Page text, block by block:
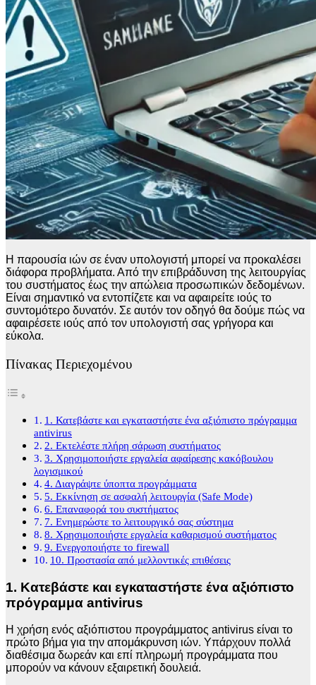
Η παρουσία ιών σε έναν υπολογιστή μπορεί να προκαλέσει
διάφορα προβλήματα. Από την επιβράδυνση της λειτουργίας
του συστήματος έως την απώλεια προσωπικών δεδομένων.
Είναι σημαντικό να εντοπίζετε και να αφαιρείτε ιούς το
συντομότερο δυνατόν. Σε αυτόν τον οδηγό θα δούμε πώς να
αφαιρέσετε ιούς από τον υπολογιστή σας γρήγορα και
εύκολα.
Πίνακας Περιεχομένου
1. Κατεβάστε και εγκαταστήστε ένα αξιόπιστο πρόγραμμα
antivirus
2. Εκτελέστε πλήρη σάρωση συστήματος
3. Χρησιμοποιήστε εργαλεία αφαίρεσης κακόβουλου
λογισμικού
4. Διαγράψτε ύποπτα προγράμματα
5. Εκκίνηση σε ασφαλή λειτουργία (Safe Mode)
6. Επαναφορά του συστήματος
7. Ενημερώστε το λειτουργικό σας σύστημα
8. Χρησιμοποιήστε εργαλεία καθαρισμού συστήματος
9. Ενεργοποιήστε το firewall
10. Προστασία από μελλοντικές επιθέσεις
1. Κατεβάστε και εγκαταστήστε ένα αξιόπιστο
πρόγραμμα antivirus
Η χρήση ενός αξιόπιστου προγράμματος antivirus είναι το
πρώτο βήμα για την απομάκρυνση ιών. Υπάρχουν πολλά
διαθέσιμα δωρεάν και επί πληρωμή προγράμματα που
μπορούν να κάνουν εξαιρετική δουλειά.